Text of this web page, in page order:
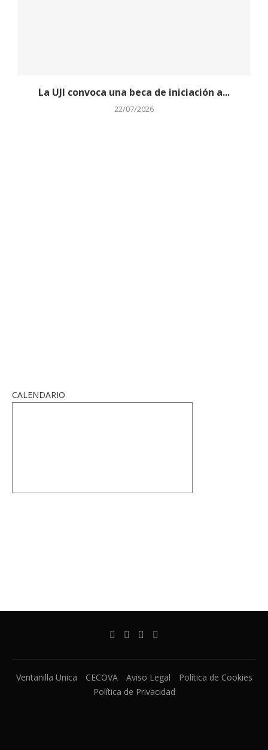
La UJI convoca una beca de iniciación a...
22/07/2026
CALENDARIO
Ventanilla Unica CECOVA Aviso Legal
Política de Cookies
Política de Privacidad